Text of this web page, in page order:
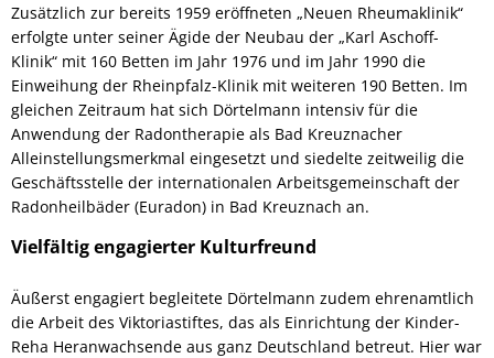
Zusätzlich zur bereits 1959 eröffneten „Neuen Rheumaklinik“
erfolgte unter seiner Ägide der Neubau der „Karl Aschoff-
Klinik“ mit 160 Betten im Jahr 1976 und im Jahr 1990 die
Einweihung der Rheinpfalz-Klinik mit weiteren 190 Betten. Im
gleichen Zeitraum hat sich Dörtelmann intensiv für die
Anwendung der Radontherapie als Bad Kreuznacher
Alleinstellungsmerkmal eingesetzt und siedelte zeitweilig die
Geschäftsstelle der internationalen Arbeitsgemeinschaft der
Radonheilbäder (Euradon) in Bad Kreuznach an.
Vielfältig engagierter Kulturfreund
Äußerst engagiert begleitete Dörtelmann zudem ehrenamtlich
die Arbeit des Viktoriastiftes, das als Einrichtung der Kinder-
Reha Heranwachsende aus ganz Deutschland betreut. Hier war